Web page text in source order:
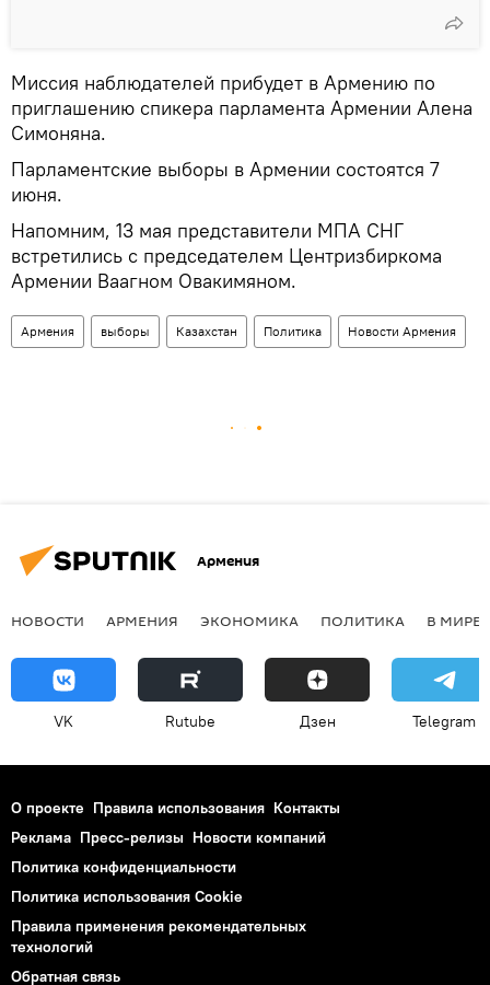
Миссия наблюдателей прибудет в Армению по
приглашению спикера парламента Армении Алена
Симоняна.
Парламентские выборы в Армении состоятся 7
июня.
Напомним, 13 мая представители МПА СНГ
встретились с председателем Центризбиркома
Армении Ваагном Овакимяном.
Армения выборы Казахстан Политика Новости Армения
Армения
НОВОСТИ АРМЕНИЯ ЭКОНОМИКА ПОЛИТИКА В МИРЕ
VK Rutube Дзен Telegram
О проекте Правила использования Контакты
Реклама Пресс-релизы Новости компаний
Политика конфиденциальности
Политика использования Cookie
Правила применения рекомендательных
технологий
Обратная связь